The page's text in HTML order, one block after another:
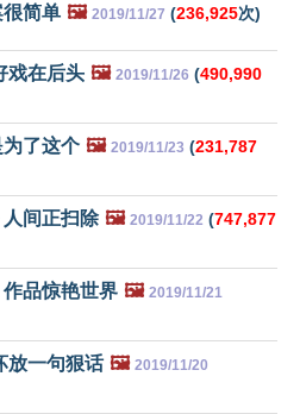
简单 🖼️ 2019/11/27 (236,925次)
戏在后头 🖼️ 2019/11/26 (490,990
了这个 🖼️ 2019/11/23 (231,787
间正扫除 🖼️ 2019/11/22 (747,877
品惊艳世界 🖼️ 2019/11/21
放一句狠话 🖼️ 2019/11/20